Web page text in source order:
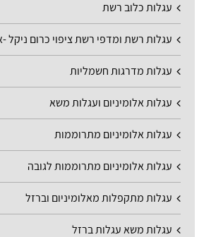
עגלות כלוב רשת
עגלות רשת ומדפי רשת ציפוי כרום ניקל
עגלות מדרגות חשמליות
עגלות אלומיניום ועגלות משא
עגלות אלומיניום מתרוממות
עגלות אלומיניום מתרוממות לגובה
עגלות מתקפלות מאלומיניום וברזל
עגלות משא עגלות ברזל